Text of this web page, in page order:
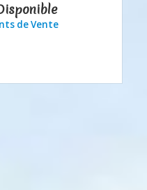
de Vente